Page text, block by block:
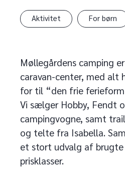
Aktivitet For børn
Møllegårdens camping
caravan-center, med alt
for til “den frie
Vi sælger Hobby, Fendt
campingvogne, samt
og telte fra Isabella.
et stort udvalg af brugte
prisklasser.